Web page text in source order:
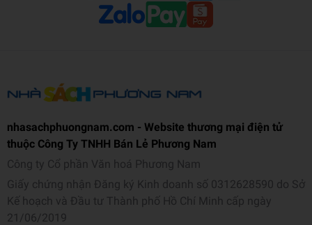
Kích thước bao bì (cm)
nhasachphuongnam.com - Website thương mại điện tử
thuộc Công Ty TNHH Bán Lẻ Phương Nam
Công ty Cổ phần Văn hoá Phương Nam
Giấy chứng nhận Đăng ký Kinh doanh số 0312628590 do Sở
Kế hoạch và Đầu tư Thành phố Hồ Chí Minh cấp ngày
21/06/2019